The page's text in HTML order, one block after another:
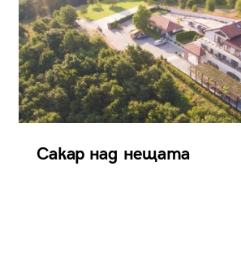
Сакар над нещата